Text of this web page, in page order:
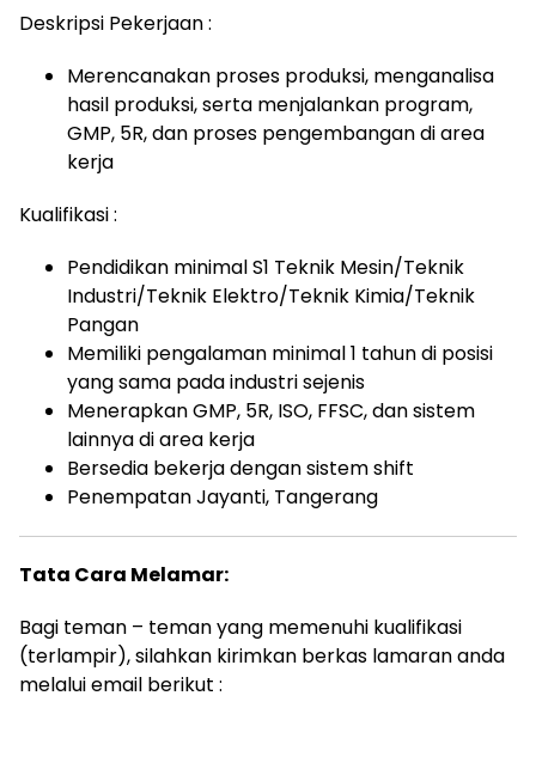
Deskripsi Pekerjaan :
Merencanakan proses produksi, menganalisa
hasil produksi, serta menjalankan program,
GMP, 5R, dan proses pengembangan di area
kerja
Kualifikasi :
Pendidikan minimal S1 Teknik Mesin/Teknik
Industri/Teknik Elektro/Teknik Kimia/Teknik
Pangan
Memiliki pengalaman minimal 1 tahun di posisi
yang sama pada industri sejenis
Menerapkan GMP, 5R, ISO, FFSC, dan sistem
lainnya di area kerja
Bersedia bekerja dengan sistem shift
Penempatan Jayanti, Tangerang
Tata Cara Melamar:
Bagi teman – teman yang memenuhi kualifikasi
(terlampir), silahkan kirimkan berkas lamaran anda
melalui email berikut :